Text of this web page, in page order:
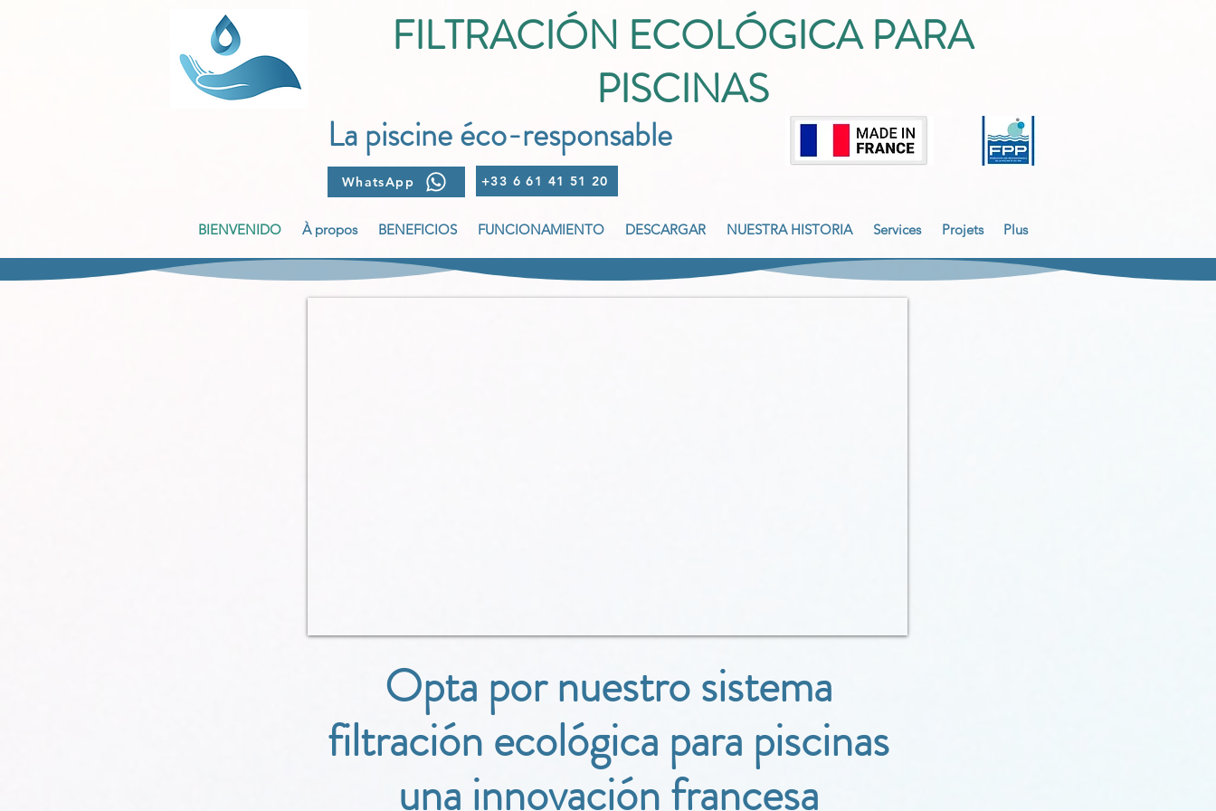
FILTRACIÓN ECOLÓGICA PARA
PISCINAS
La piscine éco-responsable
WhatsApp +33 6 61 41 51 20
BIENVENIDO À propos BENEFICIOS FUNCIONAMIENTO DESCARGAR NUESTRA HISTORIA Services Projets Plus
Opta por nuestro sistema
filtración ecológica para piscinas
una innovación francesa